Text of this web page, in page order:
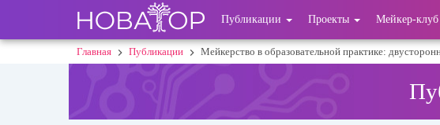
основному
User
account
Публикации Проекты Мейкер-клуб
Строка
Главная Публикации Мейкерство в образовательной практике: